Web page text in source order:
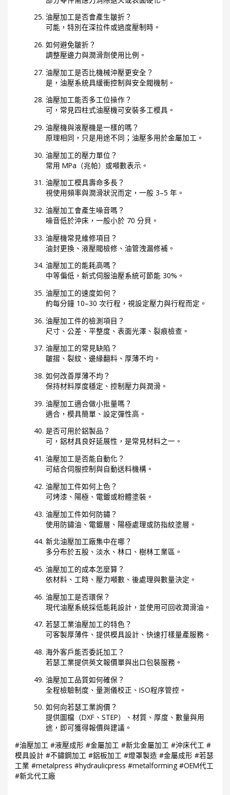
油壓加工是否會產生皺折？
可能，特別在深拉件或過度壓制時。
如何避免皺折？
調整壓邊力與潤滑劑使用比例。
油壓加工是否比機械沖壓更安全？
是，油壓系統具緩衝控制與安全閥機制。
油壓加工能否多工位操作？
可，常見四柱式油壓機可安裝多工模具。
油壓機與液壓機是一樣的嗎？
原理相同，只是用途不同；油壓多用於金屬加工。
油壓加工的壓力單位？
常用 MPa（兆帕）或噸數表示。
油壓加工模具壽命多長？
視使用頻率與潤滑狀況而定，一般 3–5 年。
油壓加工會產生噪音嗎？
噪音低於沖床，一般小於 70 分貝。
油壓機常見維修項目？
油封更換、液壓閥檢修、油管洩漏修補。
油壓加工的能耗高嗎？
中等偏低，新式伺服油壓系統可節能 30%。
油壓加工的速度如何？
約每分鐘 10–30 次行程，視設定壓力與行程而定。
油壓加工件的檢測項目？
尺寸、公差、平整度、表面光澤、裂痕檢查。
油壓加工的常見缺陷？
皺摺、裂紋、邊緣翻料、厚薄不均。
如何改善厚薄不均？
保持材料厚度穩定、控制壓力與潤滑。
油壓加工適合做小批量嗎？
適合，模具簡單、設定彈性高。
是否可用於鋁製品？
可，鋁材具良好延展性，是常見材料之一。
油壓加工是否能自動化？
可結合伺服控制與自動送料機構。
油壓加工件如何上色？
可烤漆、陽極、電鍍或粉體塗裝。
油壓加工件如何防鏽？
使用防鏽油、電鍍層、陽極處理或防指紋塗層。
新北油壓加工廠集中在哪？
多分布於五股、淡水、林口、樹林工業區。
油壓加工的成本怎麼算？
依材料、工時、壓力噸數、後處理與數量決定。
油壓加工是否環保？
現代油壓系統採低能耗設計，並使用可回收潤滑油。
若瑟工業油壓加工的特色？
可客製厚薄件、提供模具設計、快速打樣量產服務。
海外客戶能否委託加工？
若瑟工業提供英文報價單與出口包裝服務。
油壓加工品質如何確保？
全程檢驗制度、量測儀校正、ISO程序管控。
如何向若瑟工業詢價？
提供圖檔（DXF、STEP）、材質、厚度、數量與用
途，即可獲得報價與建議。
#油壓加工 #液壓成形 #金屬加工 #新北金屬加工 #沖床代工 #
模具設計 #不鏽鋼加工 #鋁板加工 #燈罩製造 #金屬成形 #若瑟
工業 #metalpress #hydraulicpress #metalforming #OEM代工
#新北代工廠